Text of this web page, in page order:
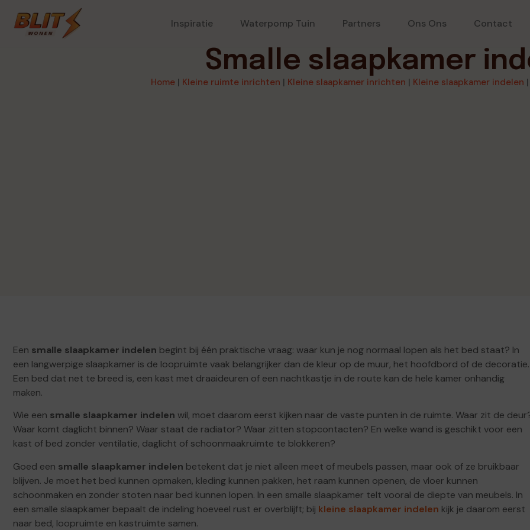
Inspiratie Waterpomp Tuin Partners Ons Ons Contact
Smalle slaapkamer
Home | Kleine ruimte inrichten | Kleine slaapkamer inrichten | Kleine slaapkamer indelen
Een smalle slaapkamer indelen begint bij één praktische vraag: waar kun je nog normaal lopen als het bed staat? In
een langwerpige slaapkamer is de loopruimte vaak belangrijker dan de kleur op de muur, het hoofdbord of de decoratie.
Een bed dat net te breed is, een kast met draaideuren of een nachtkastje in de route kan de hele kamer onhandig
maken.
Wie een smalle slaapkamer indelen wil, moet daarom eerst kijken naar de vaste punten in de ruimte. Waar zit de
Waar komt daglicht binnen? Waar staat de radiator? Waar zitten stopcontacten? En welke wand is geschikt voor een
kast of bed zonder ventilatie, daglicht of schoonmaakruimte te blokkeren?
Goed een smalle slaapkamer indelen betekent dat je niet alleen meet of meubels passen, maar ook of ze bruikbaar
blijven. Je moet het bed kunnen opmaken, kleding kunnen pakken, het raam kunnen openen, de vloer kunnen
schoonmaken en zonder stoten naar bed kunnen lopen. In een smalle slaapkamer telt vooral de diepte van meubels. In
een smalle slaapkamer bepaalt de indeling hoeveel rust er overblijft; bij kleine slaapkamer indelen kijk je daarom eerst
naar bed, loopruimte en kastruimte samen.